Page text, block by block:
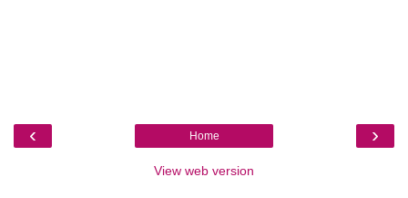
‹ ›
Home
View web version